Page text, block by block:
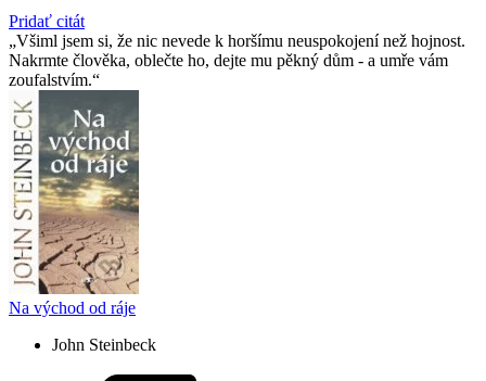
Pridať citát
Všiml jsem si, že nic nevede k horšímu neuspokojení než hojnost.
Nakrmte člověka, oblečte ho, dejte mu pěkný dům - a umře vám
zoufalstvím.
Na východ od ráje
John Steinbeck